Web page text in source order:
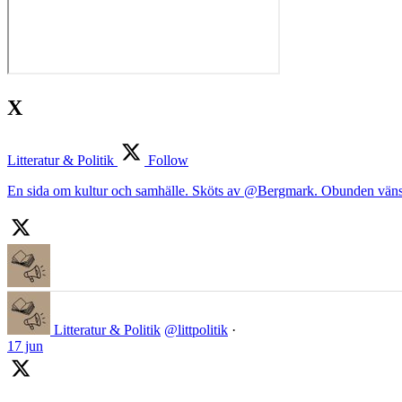
X
Litteratur & Politik
Follow
En sida om kultur och samhälle. Sköts av @Bergmark. Obunden
Litteratur & Politik @littpolitik ·
17 jun